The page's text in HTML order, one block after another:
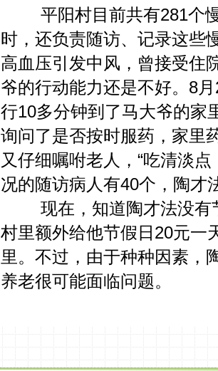
平阳村目前共有281个慢
时，还负责随访、记录这些
高血压引发中风，曾接受住
爷的行动能力还是不好。8
行10多分钟到了马大爷的家
询问了是否按时服药，家里
又仔细嘱咐老人，“吃清淡
况的随访病人有40个，陶才
现在，知道陶才法没有
村里额外给他节假日20元一
里。不过，由于种种因素，
养老很可能面临问题。